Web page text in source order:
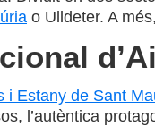
o Ulldeter. A
i Estany de Sant
l’autèntica